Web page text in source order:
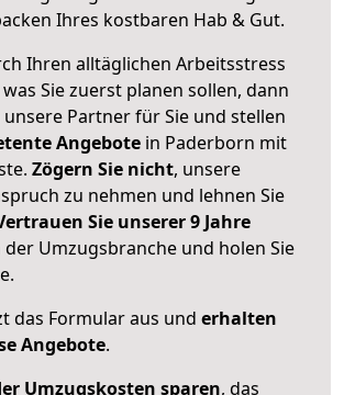
Ihres kostbaren Hab & Gut.
Ihren alltäglichen Arbeitsstress
Sie zuerst planen sollen, dann
Partner für Sie und stellen
Angebote in Paderborn mit
Zögern Sie nicht, unsere
zu nehmen und lehnen Sie
Sie unserer 9 Jahre
der Umzugsbranche und holen Sie
das Formular aus und erhalten
Angebote.
Umzugskosten sparen, das